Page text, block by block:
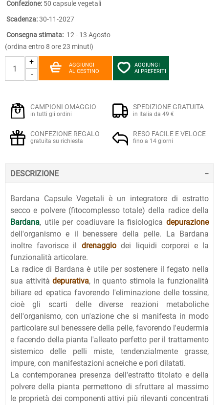
Confezione: 50 capsule vegetali
Scadenza:30-11-2027
Consegna stimata: 12 - 13 Agosto
(ordina entro 8 ore 23 minuti)
+
-
AGGIUNGI
AL CESTINO
AGGIUNGI
AI PREFERITI
CAMPIONI OMAGGIO
in tutti gli ordini
SPEDIZIONE GRATUITA
in Italia da 49 €
CONFEZIONE REGALO
gratuita su richiesta
RESO FACILE E VELOCE
fino a 14 giorni
DESCRIZIONE
Bardana Capsule Vegetali è un integratore di estratto
secco e polvere (fitocomplesso totale) della radice della
Bardana, utile per coadiuvare la fisiologica depurazione
dell'organismo e il benessere della pelle. La Bardana
inoltre favorisce il drenaggiodei liquidi corporei e la
funzionalità articolare.
La radice di Bardana è utile per sostenere il fegato nella
sua attivitàdepurativa, in quanto stimola la funzionalità
biliare ed epatica favorendo l'eliminazione delle tossine,
cioè gli scarti delle diverse reazioni metaboliche
dell'organismo, con un'azione che si manifesta in modo
particolare sul benessere della pelle, favorendo l'eudermia
e facendo della pianta l'alleato perfetto per il trattamento
sistemico delle pelli miste, tendenzialmente grasse,
impure, con manifestazioni acneiche e pori dilatati.
La contemporanea presenza dell'estratto titolato e della
polvere della pianta permettono di sfruttare al massimo
le proprietà dei componenti attivi più rilevanti concentrati